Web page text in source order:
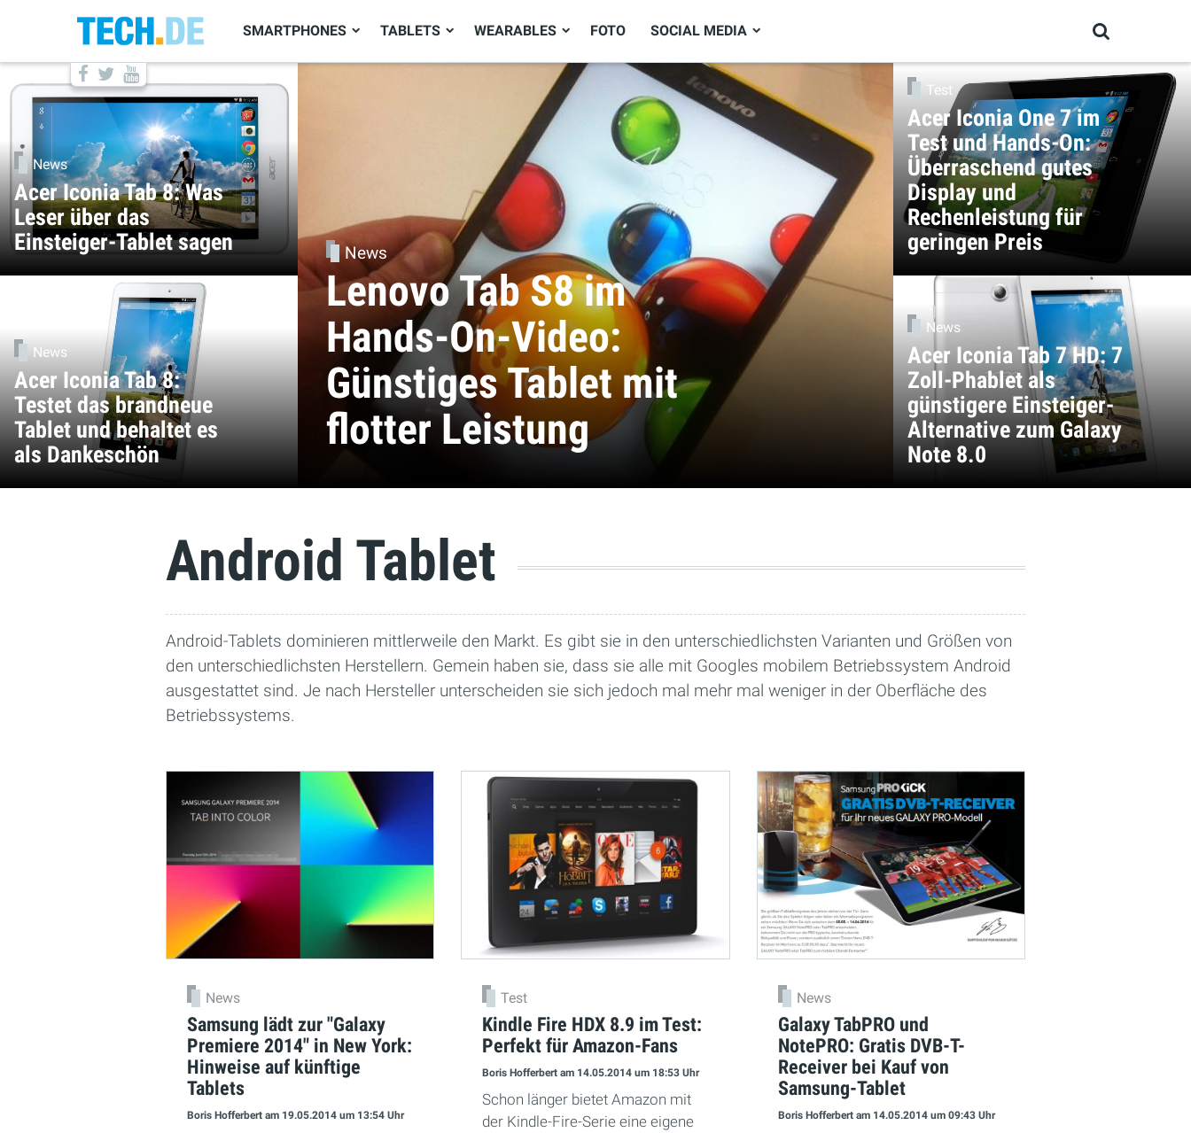
SMARTPHONES TABLETS WEARABLES FOTO SOCIAL MEDIA
News
Acer Iconia Tab 8: Was
Leser über das
Einsteiger-Tablet sagen
News
Acer Iconia Tab 8:
Testet das brandneue
Tablet und behaltet es
als Dankeschön
News
Lenovo Tab S8 im
Hands-On-Video:
Günstiges Tablet mit
flotter Leistung
Test
Acer Iconia One 7 im
Test und Hands-On:
Überraschend gutes
Display und
Rechenleistung für
geringen Preis
News
Acer Iconia Tab 7 HD: 7
Zoll-Phablet als
günstigere Einsteiger-
Alternative zum Galaxy
Note 8.0
Android Tablet
Android-Tablets dominieren mittlerweile den Markt. Es gibt sie in den unterschiedlichsten Varianten und Größen von
den unterschiedlichsten Herstellern. Gemein haben sie, dass sie alle mit Googles mobilem Betriebssystem Android
ausgestattet sind. Je nach Hersteller unterscheiden sie sich jedoch mal mehr mal weniger in der Oberfläche des
Betriebssystems.
News
Samsung lädt zur "Galaxy
Premiere 2014" in New York:
Hinweise auf künftige
Tablets
Boris Hofferbert am 19.05.2014 um 13:54 Uhr
Test
Kindle Fire HDX 8.9 im Test:
Perfekt für Amazon-Fans
Boris Hofferbertam 14.05.2014 um 18:53 Uhr
Schon länger bietet Amazon mit
der Kindle-Fire-Serie eine eigene
News
Galaxy TabPRO und
NotePRO: Gratis DVB-T-
Receiver bei Kauf von
Samsung-Tablet
Boris Hofferbert am 14.05.2014 um 09:43 Uhr